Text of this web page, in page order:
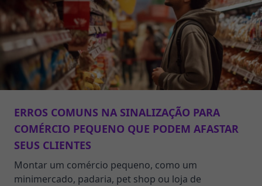
ERROS COMUNS NA SINALIZAÇÃO PARA
COMÉRCIO PEQUENO QUE PODEM AFASTAR
SEUS CLIENTES
Montar um comércio pequeno, como um
minimercado, padaria, pet shop ou loja de